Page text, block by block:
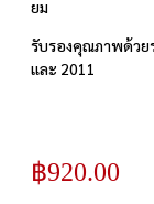
ยม
รับรองคุณภาพด้วย
และ 2011
฿920.00